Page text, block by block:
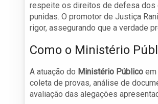
respeite os direitos de defesa dos
punidas. O promotor de Justiça
rigor, assegurando que a verdade
Como o Ministério
A atuação do Ministério Público
coleta de provas, análise de
avaliação das alegações